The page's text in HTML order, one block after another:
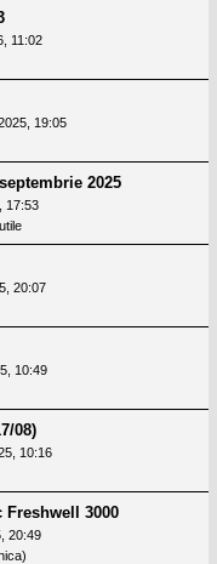
11:02
19:05
2025
17:53
20:07
10:49
08)
10:16
3000
20:49